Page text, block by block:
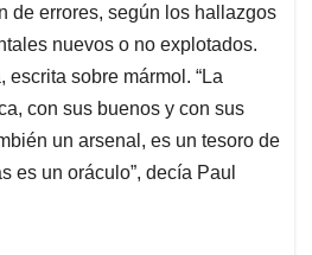
de errores, según los hallazgos
nuevos o no explotados.
escrita sobre mármol. “La
con sus buenos y con sus
un arsenal, es un tesoro de
es un oráculo”, decía Paul